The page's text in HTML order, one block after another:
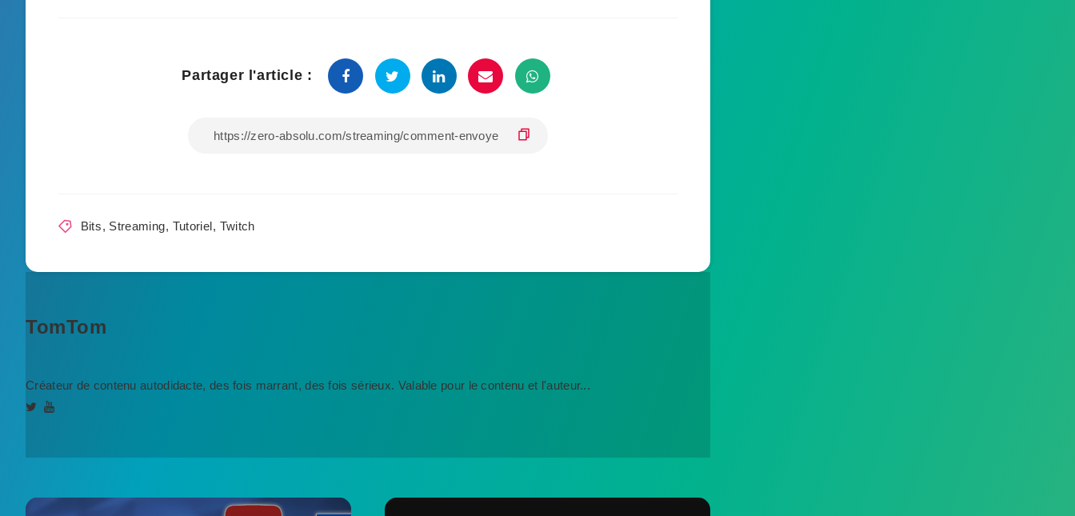
Partager l'article :
Bits, Streaming, Tutoriel, Twitch
TomTom
Créateur de contenu autodidacte, des fois marrant, des fois sérieux. Valable pour le contenu et l'auteur...